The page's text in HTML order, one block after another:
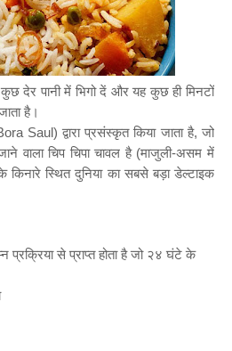
देर पानी में भिगो दें और यह कुछ ही मिनटों
है।
Saul)द्वारा प्रसंस्कृत किया जाता है,जो
वाला चिप चिपा चावल है (माजुली-असम में
किनारे स्थित दुनिया का सबसे बड़ा डेल्टाइक
प्रक्रिया से प्राप्त होता है जो २४ घंटे के